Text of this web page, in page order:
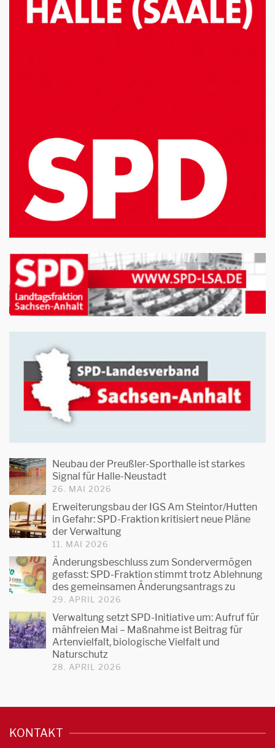
Neubau der Preußler-Sporthalle ist starkes
Signal für Halle-Neustadt
26. MAI 2026
Erweiterungsbau der IGS Am Steintor/Hutten
in Gefahr: SPD-Fraktion kritisiert neue Pläne
der Verwaltung
11. MAI 2026
Änderungsbeschluss zum Sondervermögen
gefasst: SPD-Fraktion stimmt trotz Ablehnung
des gemeinsamen Änderungsantrags zu
29. APRIL 2026
Verwaltung setzt SPD-Initiative um: Aufruf für
mähfreien Mai – Maßnahme ist Beitrag für
Artenvielfalt, biologische Vielfalt und
Naturschutz
28. APRIL 2026
KONTAKT